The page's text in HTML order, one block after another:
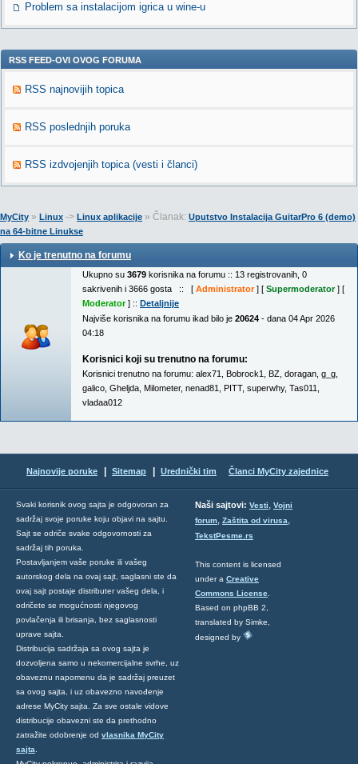
Problem sa instalacijom igrica u wine-u
RSS FEED-OVI OVOG FORUMA
RSS najnovijih topica
RSS poslednjih poruka
RSS izdvojenjih topica (vesti i članci)
MyCity » Linux -> Linux aplikacije » Članak: Uputstvo Instalacija GuitarPro 6 (demo)
na 64-bitne Linukse
Ko je trenutno na forumu
Ukupno su 3679 korisnika na forumu :: 13 registrovanih, 0
sakrivenih i 3666 gosta :: [ Administrator] [ Supermoderator] [
Moderator] :: Detaljnije
Najviše korisnika na forumu ikad bilo je 20624 - dana 04 Apr 2026
04:18
Korisnici koji su trenutno na forumu:
Korisnici trenutno na forumu: alex71 Bobrock1 BZ doragan g_g
galico Gheljda Milometer, nenad81 PITT, superwhy, Tas011
vladaa012
Najnovije poruke Sitemap Urednički tim Članci MyCity zajednice
Svaki korisnik ovog sajta je odgovoran za
sadržaj svoje poruke koju objavi na sajtu.
Sajt se odriče svake odgovornosti za
sadržaj tih poruka.
Postavljanjem vaše poruke ili vašeg
autorskog dela na ovaj sajt, saglasni ste da
ovaj sajt postaje distributer vašeg dela, i
odričete se mogućnosti njegovog
povlačenja ili brisanja, bez saglasnosti
uprave sajta.
Distribucija sadržaja sa ovog sajta je
dozvoljena samo u nekomercijalne svrhe, uz
obaveznu napomenu da je sadržaj preuzet
sa ovog sajta, i uz obavezno navođenje
adrese MyCity sajta. Za sve ostale vidove
distribucije obavezni ste da prethodno
zatražite odobrenje od vlasnika MyCity
sajta
Naši sajtovi: Vesti, Vojni
forum, Zaštita od virusa,
TekstPesme.rs
This content is licensed
under a Creative
Commons License
Based on phpBB 2,
translated by Simke,
designed by